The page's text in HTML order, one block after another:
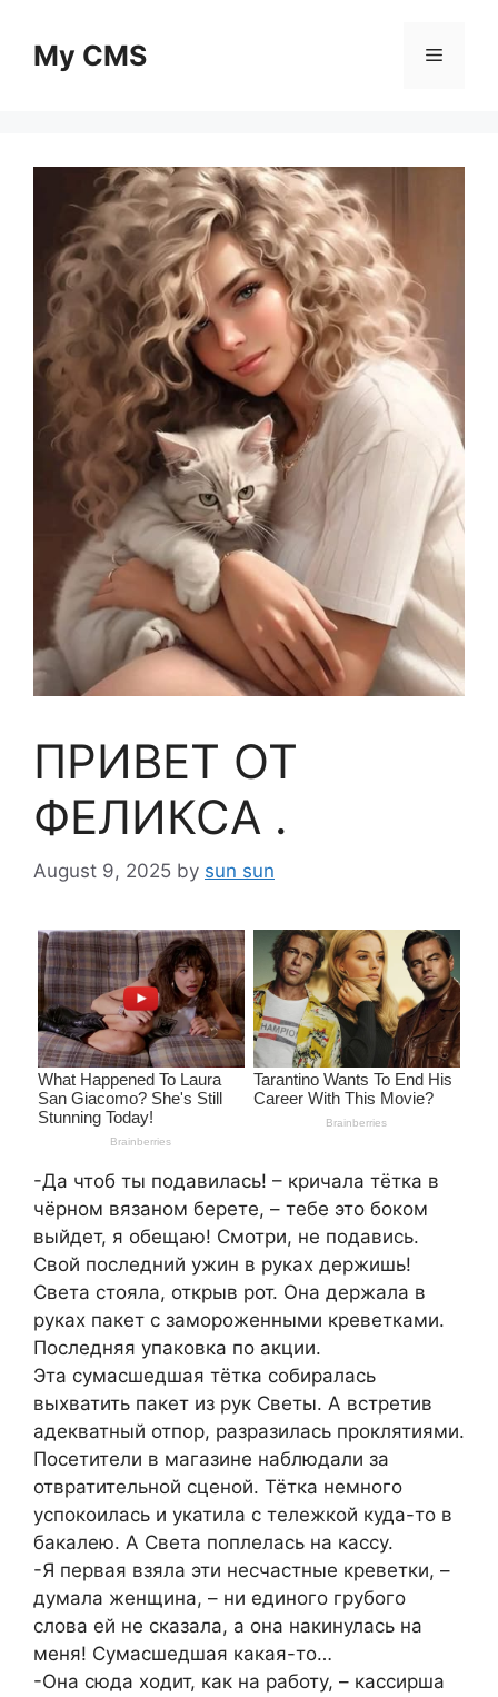
contentMy CMS Menu
ПРИВЕТ ОТ
ФЕЛИКСА .
August 9, 2025 by sun sun
-Да чтоб ты подавилась! – кричала тётка в
чёрном вязаном берете, – тебе это боком
выйдет, я обещаю! Смотри, не подавись.
Свой последний ужин в руках держишь!
Света стояла, открыв рот. Она держала в
руках пакет с замороженными креветками.
Последняя упаковка по акции.
Эта сумасшедшая тётка собиралась
выхватить пакет из рук Светы. А встретив
адекватный отпор, разразилась проклятиями.
Посетители в магазине наблюдали за
отвратительной сценой. Тётка немного
успокоилась и укатила с тележкой куда-то в
бакалею. А Света поплелась на кассу.
-Я первая взяла эти несчастные креветки, –
думала женщина, – ни единого грубого
слова ей не сказала, а она накинулась на
меня! Сумасшедшая какая-то…
-Она сюда ходит, как на работу, – кассирша